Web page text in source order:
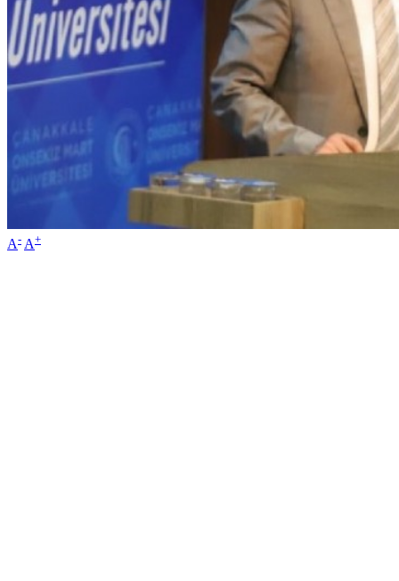
A- A+